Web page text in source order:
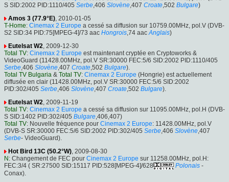
S SID:2002 PID:1110/405 Serbe,406 Slovène,407 Croate,502 Bulgare)
Amos 3 (77.9°E), 2010-01-05
T-Home: Cinemax 2 Europe a cessé sa diffusion sur 10759.00MHz, pol.V (DVB-
S2 SID:34 PID:75[MPEG-4]/73 aac Hongrois,74 aac Anglais)
Eutelsat W2, 2009-12-30
Total TV: Cinemax 2 Europe est maintenant cryptée en Cryptoworks &
VideoGuard (11428.00MHz, pol.V SR:30000 FEC:5/6 SID:2002 PID:1110/405
Serbe,406 Slovène,407 Croate,502 Bulgare).
Total TV Bulgaria & Total TV: Cinemax 2 Europe (Hongrie) est actuellement
diffusée en clair (11428.00MHz, pol.V SR:30000 FEC:5/6 SID:2002
PID:302/405 Serbe,406 Slovène,407 Croate,502 Bulgare).
Eutelsat W2, 2009-11-19
Total TV: Cinemax 2 Europe a cessé sa diffusion sur 11095.00MHz, pol.H (DVB-
S SID:1402 PID:302/405 Bulgare,406,407)
Total TV: Nouvelle fréquence pour Cinemax 2 Europe: 11428.00MHz, pol.V
(DVB-S SR:30000 FEC:5/6 SID:2002 PID:302/405 Serbe,406 Slovène,407
Serbe- VideoGuard).
Hot Bird 13C (50.2°W), 2009-08-30
N : Changement de FEC pour Cinemax 2 Europe sur 11258.00MHz, pol.H:
FEC:3/4 ( SR:27500 SID:15117 PID:528[MPEG-4]/628
Polonais -
Conax).